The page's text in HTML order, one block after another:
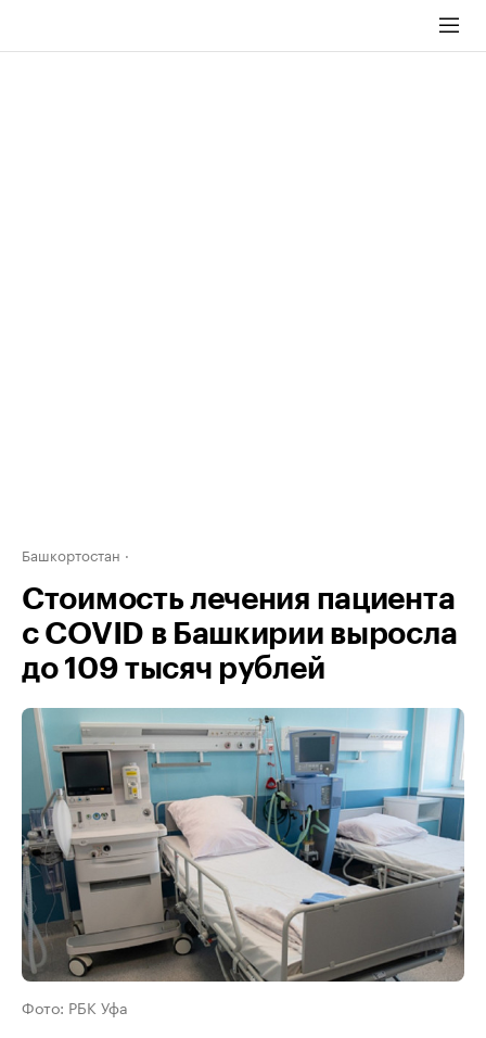
Башкортостан
Стоимость лечения пациента
с COVID в Башкирии выросла
до 109 тысяч рублей
Фото: РБК Уфа